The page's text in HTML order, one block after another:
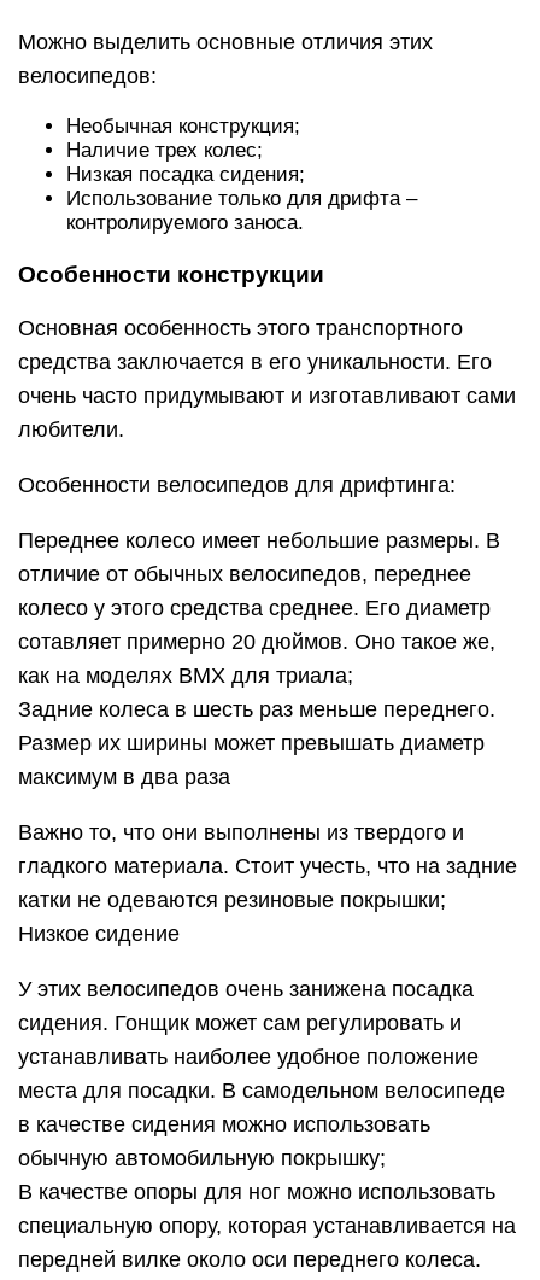
Можно выделить основные отличия этих
велосипедов:
Необычная конструкция;
Наличие трех колес;
Низкая посадка сидения;
Использование только для дрифта –
контролируемого заноса.
Особенности конструкции
Основная особенность этого транспортного
средства заключается в его уникальности. Его
очень часто придумывают и изготавливают сами
любители.
Особенности велосипедов для дрифтинга:
Переднее колесо имеет небольшие размеры. В
отличие от обычных велосипедов, переднее
колесо у этого средства среднее. Его диаметр
сотавляет примерно 20 дюймов. Оно такое же,
как на моделях BMX для триала;
Задние колеса в шесть раз меньше переднего.
Размер их ширины может превышать диаметр
максимум в два раза
Важно то, что они выполнены из твердого и
гладкого материала. Стоит учесть, что на задние
катки не одеваются резиновые покрышки;
Низкое сидение
У этих велосипедов очень занижена посадка
сидения. Гонщик может сам регулировать и
устанавливать наиболее удобное положение
места для посадки. В самодельном велосипеде
в качестве сидения можно использовать
обычную автомобильную покрышку;
В качестве опоры для ног можно использовать
специальную опору, которая устанавливается на
передней вилке около оси переднего колеса.